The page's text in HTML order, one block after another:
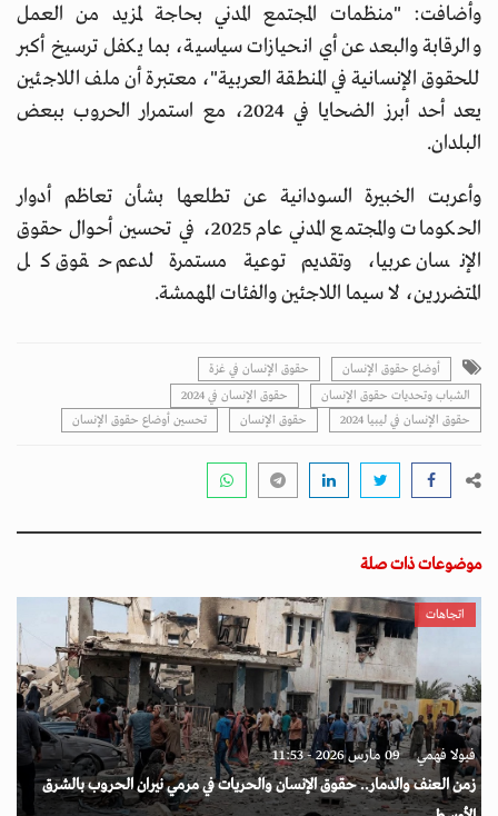
وأضافت: "منظمات المجتمع المدني بحاجة لمزيد من العمل
والرقابة والبعد عن أي انحيازات سياسية، بما يكفل ترسيخ أكبر
للحقوق الإنسانية في المنطقة العربية"، معتبرة أن ملف اللاجئين
يعد أحد أبرز الضحايا في 2024، مع استمرار الحروب ببعض
البلدان.
وأعربت الخبيرة السودانية عن تطلعها بشأن تعاظم أدوار
الحكومات والمجتمع المدني عام 2025، في تحسين أحوال حقوق
الإنسان عربيا، وتقديم توعية مستمرة لدعم حقوق كل
المتضررين، لا سيما اللاجئين والفئات المهمشة.
أوضاع حقوق الإنسان
حقوق الإنسان في غزة
الشباب وتحديات حقوق الإنسان
حقوق الإنسان في 2024
حقوق الإنسان في ليبيا 2024
حقوق الإنسان تحسين أوضاع حقوق الإنسان
موضوعات ذات صلة
اتجاهات
فيولا فهمي 09 مارس 2026 - 11:53
زمن العنف والدمار.. حقوق الإنسان والحريات في مرمي نيران الحروب بالشرق